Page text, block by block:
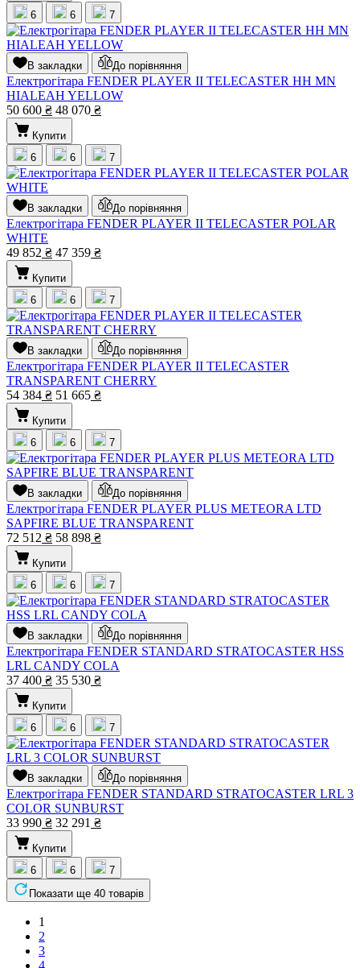
6
6 7
В закладки До порівняння
Електрогітара FENDER PLAYER II TELECASTER HH MN
HIALEAH YELLOW
50 600 ₴ 48 070 ₴
Купити
6
6 7
В закладки До порівняння
Електрогітара FENDER PLAYER II TELECASTER POLAR
WHITE
49 852 ₴ 47 359 ₴
Купити
6
6 7
В закладки До порівняння
Електрогітара FENDER PLAYER II TELECASTER
TRANSPARENT CHERRY
54 384 ₴ 51 665 ₴
Купити
6
6 7
В закладки До порівняння
Електрогітара FENDER PLAYER PLUS METEORA LTD
SAPFIRE BLUE TRANSPARENT
72 512 ₴ 58 898 ₴
Купити
6
6 7
В закладки До порівняння
Електрогітара FENDER STANDARD STRATOCASTER HSS
LRL CANDY COLA
37 400 ₴ 35 530 ₴
Купити
6
6 7
В закладки До порівняння
Електрогітара FENDER STANDARD STRATOCASTER LRL 3
COLOR SUNBURST
33 990 ₴ 32 291 ₴
Купити
6
6
7
Показати ще 40 товарів
1
2
3
4